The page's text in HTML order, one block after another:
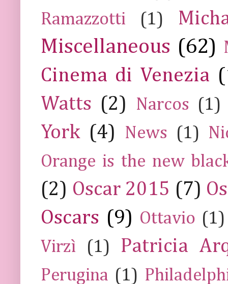
Ramazzotti (1)
Miscellaneous (62)
Cinema di Venezia
Watts (2) Narcos (1)
York (4) News (1)
Orange is the new
(2) Oscar 2015 (7)
Oscars (9) Ottavio (1)
Virzì
(1) Patricia
Perugina (1)